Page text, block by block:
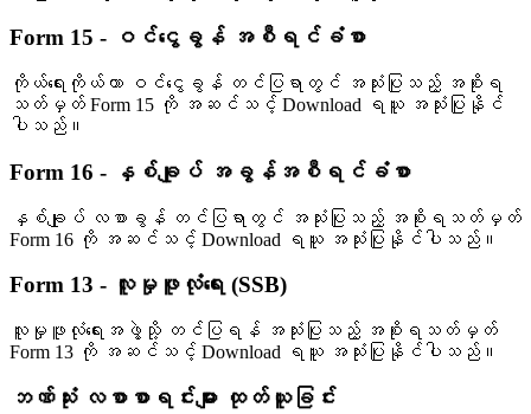
Form 15 - ဝင်ငွေခွန် အစီရင်ခံစာ
ကိုယ်ရေးကိုယ်တာ ဝင်ငွေခွန် တင်ပြရာတွင် အသုံးပြုသည့် အစိုးရ
သတ်မှတ် Form 15 ကို အဆင်သင့် Download ရယူ အသုံးပြုနိုင်
ပါသည်။
Form 16 - နှစ်ချုပ် အခွန်အစီရင်ခံစာ
နှစ်ချုပ် လစာခွန် တင်ပြရာတွင် အသုံးပြုသည့် အစိုးရသတ်မှတ်
Form 16 ကို အဆင်သင့် Download ရယူ အသုံးပြုနိုင်ပါသည်။
Form 13 - လူမှုဖူလုံရေး (SSB)
လူမှုဖူလုံရေးအဖွဲ့သို့ တင်ပြရန် အသုံးပြုသည့် အစိုးရသတ်မှတ်
Form 13 ကို အဆင်သင့် Download ရယူ အသုံးပြုနိုင်ပါသည်။
ဘဏ်သုံး လစာစာရင်းများ ထုတ်ယူခြင်း